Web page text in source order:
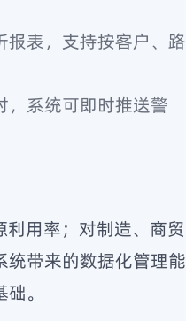
表，支持按客户、路
，系统可即时推送警
用率；对制造、商贸
带来的数据化管理能
。